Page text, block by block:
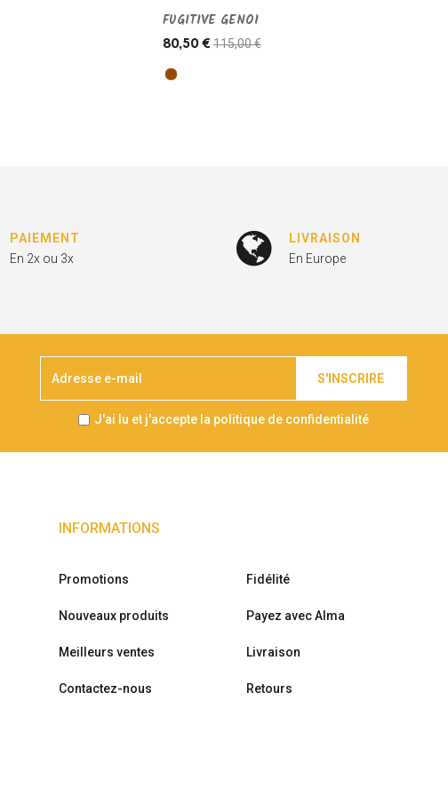
FUGITIVE GENOI
80,50 € 115,00 €
PAIEMENT
En 2x ou 3x
LIVRAISON
En Europe
S'INSCRIRE
J'ai lu et j'accepte la politique de confidentialité
INFORMATIONS
Promotions
Nouveaux produits
Meilleurs ventes
Contactez-nous
Fidélité
Payez avec Alma
Livraison
Retours